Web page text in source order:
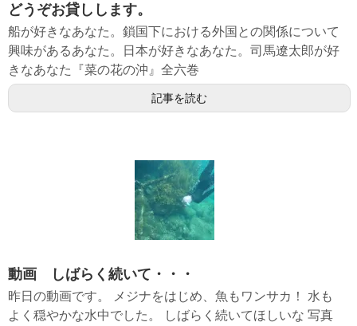
どうぞお貸しします。
船が好きなあなた。鎖国下における外国との関係について
興味があるあなた。日本が好きなあなた。司馬遼太郎が好
きなあなた『菜の花の沖』全六巻
記事を読む
動画 しばらく続いて・・・
昨日の動画です。 メジナをはじめ、魚もワンサカ！ 水も
よく穏やかな水中でした。 しばらく続いてほしいな 写真